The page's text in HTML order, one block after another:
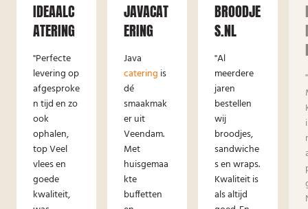
IDEAALC
ATERING
"Perfecte
levering op
afgesproke
n tijd en zo
ook
ophalen,
top Veel
vlees en
goede
kwaliteit,
JAVACAT
ERING
Java
catering is
dé
smaakmak
er uit
Veendam.
Met
huisgemaa
kte
buffetten
BROODJE
S.NL
"Al
meerdere
jaren
bestellen
wij
broodjes,
sandwiche
s en wraps.
Kwaliteit is
als altijd